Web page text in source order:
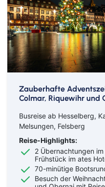
Zauberhafte
Colmar, Riquewihr und
Busreise ab Hesselberg,
Melsungen, Felsberg
Reise-Highlights:
2 Übernachtungen
Frühstück im ates
70-minütige
Besuch der